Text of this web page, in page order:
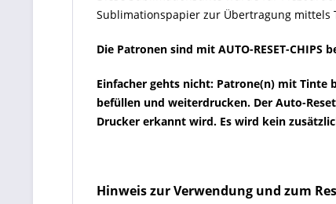
Sublimationspapier zur Übertragung mittels
Die Patronen sind mit AUTO-RESET-
Einfacher gehts nicht: Patrone(n) mit
befüllen und weiterdrucken. Der Auto-
Drucker erkannt wird. Es wird kein
Hinweis zur Verwendung und zum